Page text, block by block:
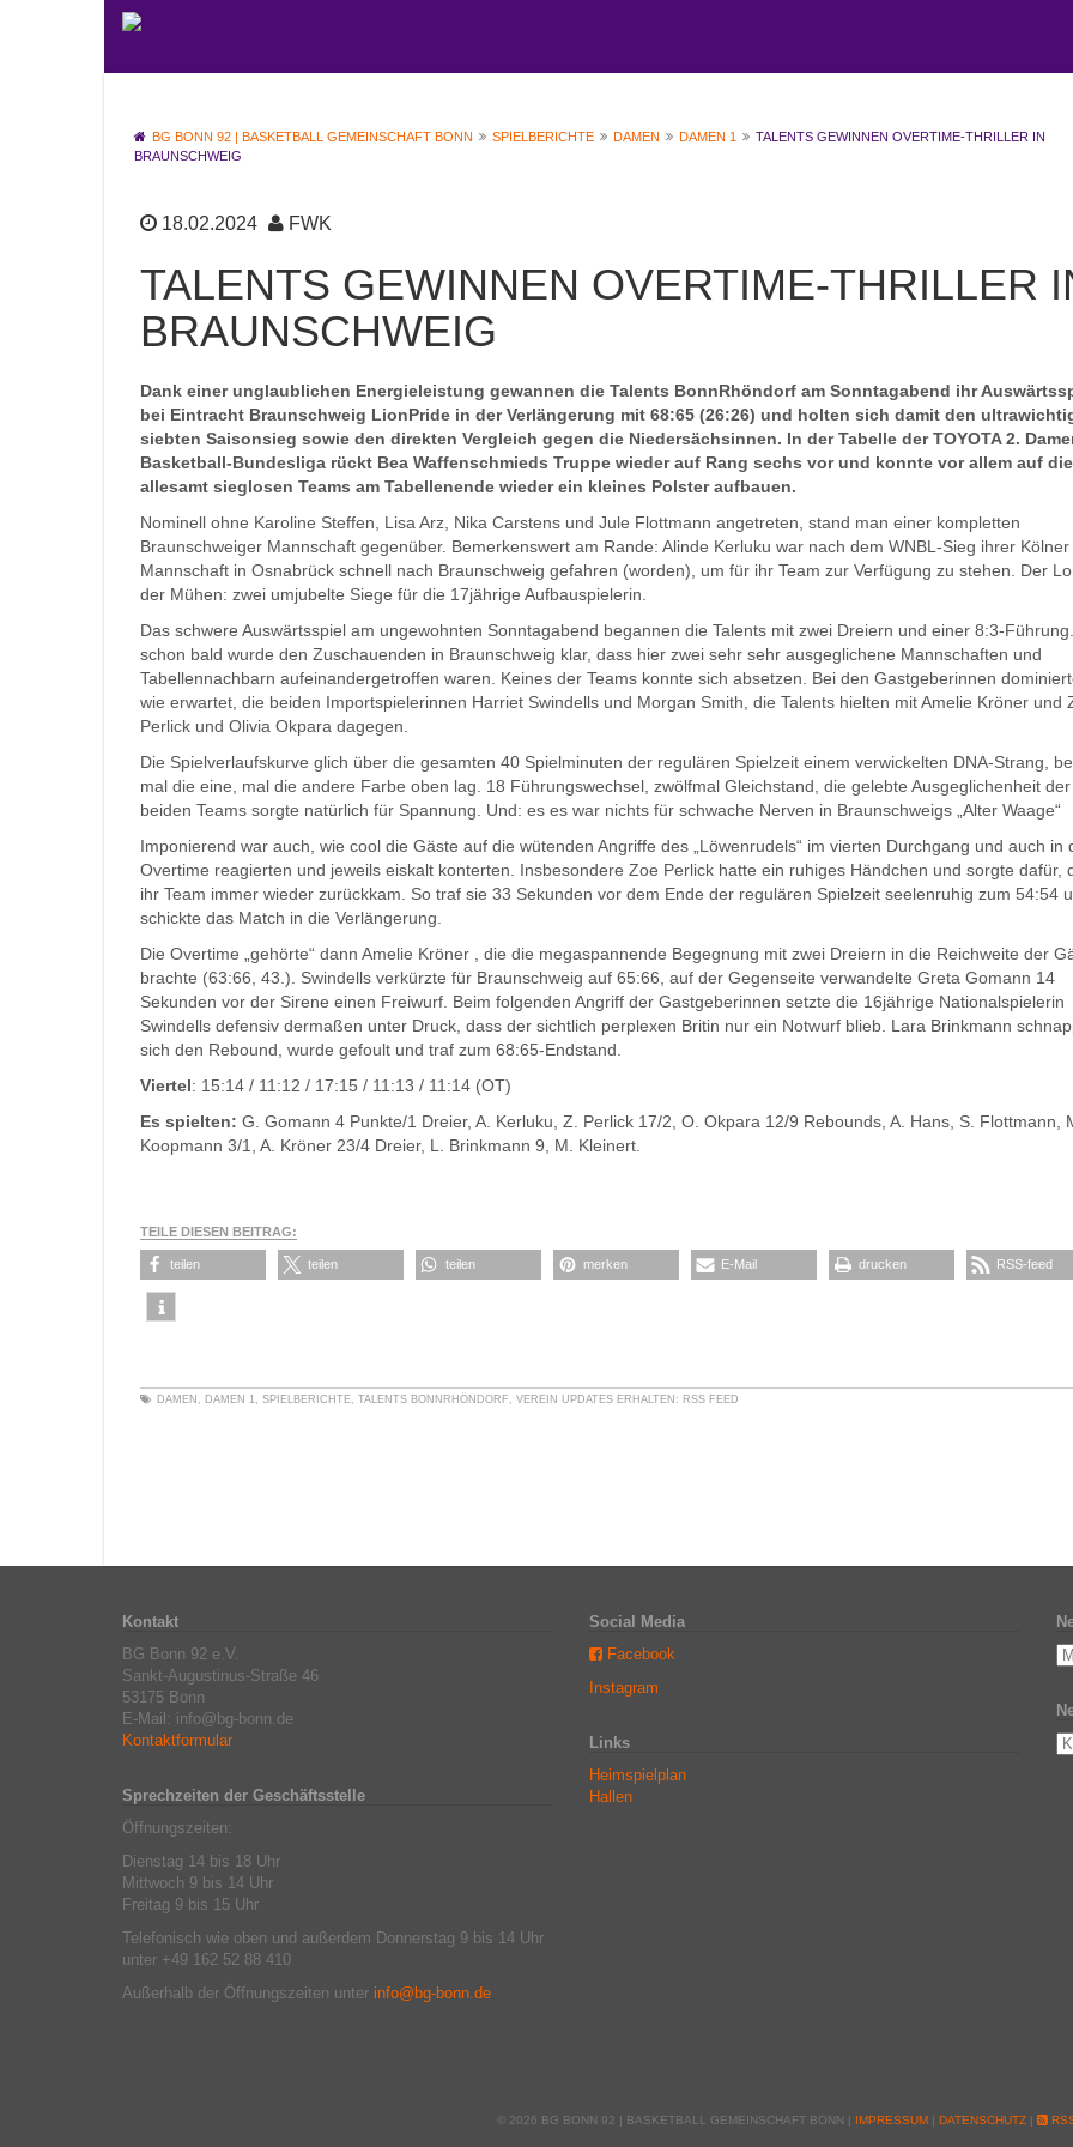
BG BONN 92 | BASKETBALL GEMEINSCHAFT BONN SPIELBERICHTE DAMEN DAMEN 1
TALENTS GEWINNEN OVERTIME-THRILLER IN
BRAUNSCHWEIG
18.02.2024 FWK
TALENTS GEWINNEN OVERTIME-THRILLER
BRAUNSCHWEIG
Dank einer unglaublichen Energieleistung gewannen die Talents BonnRhöndorf am Sonntagabend ihr
bei Eintracht Braunschweig LionPride in der Verlängerung mit 68:65 (26:26) und holten sich damit den
siebten Saisonsieg sowie den direkten Vergleich gegen die Niedersächsinnen. In der Tabelle der TOYOTA 2.
Basketball-Bundesliga rückt Bea Waffenschmieds Truppe wieder auf Rang sechs vor und konnte vor allem auf die
allesamt sieglosen Teams am Tabellenende wieder ein kleines Polster aufbauen.
Nominell ohne Karoline Steffen, Lisa Arz, Nika Carstens und Jule Flottmann angetreten, stand man einer kompletten
Braunschweiger Mannschaft gegenüber. Bemerkenswert am Rande: Alinde Kerluku war nach dem WNBL-Sieg ihrer Kölner
Mannschaft in Osnabrück schnell nach Braunschweig gefahren (worden), um für ihr Team zur Verfügung zu stehen. Der
der Mühen: zwei umjubelte Siege für die 17jährige Aufbauspielerin.
Das schwere Auswärtsspiel am ungewohnten Sonntagabend begannen die Talents mit zwei Dreiern und einer 8:3-
schon bald wurde den Zuschauenden in Braunschweig klar, dass hier zwei sehr sehr ausgeglichene Mannschaften und
Tabellennachbarn aufeinandergetroffen waren. Keines der Teams konnte sich absetzen. Bei den Gastgeberinnen
wie erwartet, die beiden Importspielerinnen Harriet Swindells und Morgan Smith, die Talents hielten mit Amelie Kröner und
Perlick und Olivia Okpara dagegen.
Die Spielverlaufskurve glich über die gesamten 40 Spielminuten der regulären Spielzeit einem verwickelten DNA-Strang,
mal die eine, mal die andere Farbe oben lag. 18 Führungswechsel, zwölfmal Gleichstand, die gelebte Ausgeglichenheit der
beiden Teams sorgte natürlich für Spannung. Und: es es war nichts für schwache Nerven in Braunschweigs „Alter Waage“
Imponierend war auch, wie cool die Gäste auf die wütenden Angriffe des „Löwenrudels“ im vierten Durchgang und auch in
Overtime reagierten und jeweils eiskalt konterten. Insbesondere Zoe Perlick hatte ein ruhiges Händchen und sorgte dafür,
ihr Team immer wieder zurückkam. So traf sie 33 Sekunden vor dem Ende der regulären Spielzeit seelenruhig zum 54:54
schickte das Match in die Verlängerung.
Die Overtime „gehörte“ dann Amelie Kröner , die die megaspannende Begegnung mit zwei Dreiern in die Reichweite der
brachte (63:66, 43.). Swindells verkürzte für Braunschweig auf 65:66, auf der Gegenseite verwandelte Greta Gomann 14
Sekunden vor der Sirene einen Freiwurf. Beim folgenden Angriff der Gastgeberinnen setzte die 16jährige Nationalspielerin
Swindells defensiv dermaßen unter Druck, dass der sichtlich perplexen Britin nur ein Notwurf blieb. Lara Brinkmann
sich den Rebound, wurde gefoult und traf zum 68:65-Endstand.
Viertel: 15:14 / 11:12 / 17:15 / 11:13 / 11:14 (OT)
Es spielten: G. Gomann 4 Punkte/1 Dreier, A. Kerluku, Z. Perlick 17/2, O. Okpara 12/9 Rebounds, A. Hans, S. Flottmann,
Koopmann 3/1, A. Kröner 23/4 Dreier, L. Brinkmann 9, M. Kleinert.
TEILE DIESEN BEITRAG:
teilen teilen teilen merken E-Mail drucken RSS-feed
DAMEN , DAMEN 1, SPIELBERICHTE, TALENTS BONNRHÖNDORF , VEREIN UPDATES ERHALTEN: RSS FEED
Kontakt
BG Bonn 92 e.V.
Sankt-Augustinus-Straße 46
53175 Bonn
E-Mail: info@bg-bonn.de
Kontaktformular
Sprechzeiten der Geschäftsstelle
Öffnungszeiten:
Dienstag 14 bis 18 Uhr
Mittwoch 9 bis 14 Uhr
Freitag 9 bis 15 Uhr
Telefonisch wie oben und außerdem Donnerstag 9 bis 14 Uhr
unter +49 162 52 88 410
Außerhalb der Öffnungszeiten unter info@bg-bonn.de
Social Media
Facebook
Instagram
Links
Heimspielplan
Hallen
© 2026 BG BONN 92 | BASKETBALL GEMEINSCHAFT BONN | IMPRESSUM | DATENSCHUTZ |